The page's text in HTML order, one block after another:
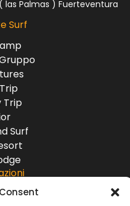
las Palmas ) Fuerteventura
Surf
Trip
Surf